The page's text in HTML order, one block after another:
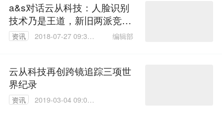
a&s对话云从科技：人脸识别
技术乃是王道，新旧两派竞争
终将必然！
资讯
2018-07-27 09:31:
编辑部
云从科技再创跨镜追踪三项世
界纪录
资讯
2019-03-04 09:09: